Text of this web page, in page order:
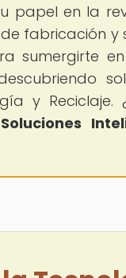
papel en la
fabricación y
sumergirte
y Reciclaje.